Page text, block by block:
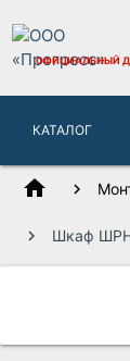
ОФИЦИАЛЬНЫЙ
КАТАЛОГ
home
Шкаф